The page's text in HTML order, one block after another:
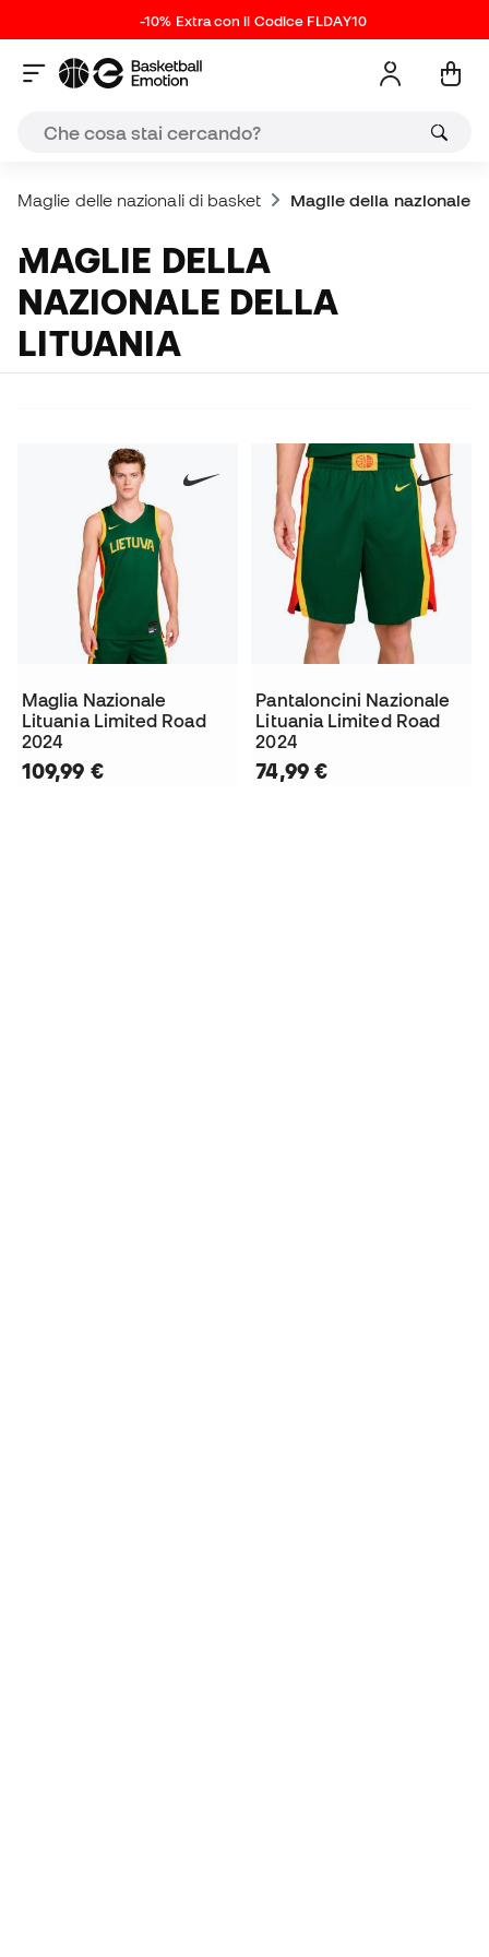
-10% Extra con il Codice FLDAY10
Maglie delle nazionali di basket Maglie della nazionale
MAGLIE DELLA
NAZIONALE DELLA
LITUANIA
Maglia Nazionale
Lituania Limited Road
2024
109,99 €
Pantaloncini Nazionale
Lituania Limited Road
2024
74,99 €